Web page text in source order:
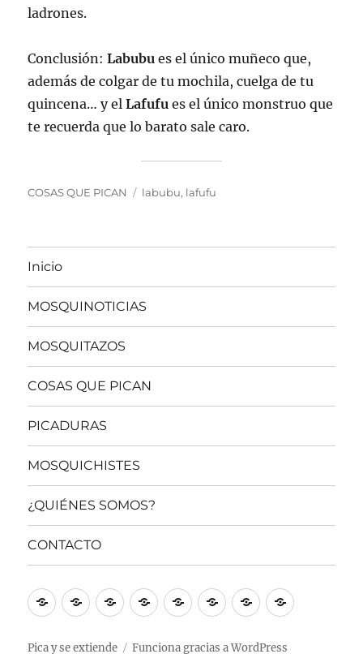
ladrones.
Conclusión:Labubu es el único muñeco que,
además de colgar de tu mochila, cuelga de tu
quincena… y elLafufu es el único monstruo que
te recuerda que lo barato sale caro.
Categorías
COSAS QUE PICAN Etiquetas
labubu, lafufu
Inicio
MOSQUINOTICIAS
MOSQUITAZOS
COSAS QUE PICAN
PICADURAS
MOSQUICHISTES
¿QUIÉNES SOMOS?
CONTACTO
InicioMOSQUINOTICIAS
MOSQUITAZOS
COSAS
QUE
PICAN
PICADURAS
MOSQUICHISTES
¿QUIÉNES
SOMOS?
Pica y se extiende Funciona gracias a WordPress